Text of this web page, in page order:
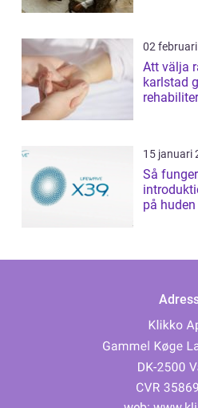
02
Att välja
karlstad guide till effektiv
15 januari
Så
på huden